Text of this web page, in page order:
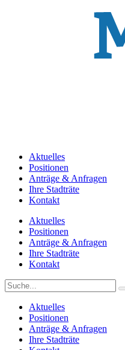
Aktuelles
Positionen
Anträge & Anfragen
Ihre Stadträte
Kontakt
Aktuelles
Positionen
Anträge & Anfragen
Ihre Stadträte
Kontakt
Aktuelles
Positionen
Anträge & Anfragen
Ihre Stadträte